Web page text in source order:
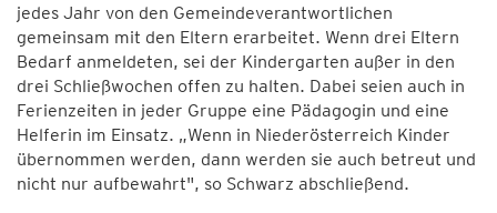
jedes Jahr von den Gemeindeverantwortlichen
gemeinsam mit den Eltern erarbeitet. Wenn drei Eltern
Bedarf anmeldeten, sei der Kindergarten außer in den
drei Schließwochen offen zu halten. Dabei seien auch in
Ferienzeiten in jeder Gruppe eine Pädagogin und eine
Helferin im Einsatz. „Wenn in Niederösterreich Kinder
übernommen werden, dann werden sie auch betreut und
nicht nur aufbewahrt", so Schwarz abschließend.